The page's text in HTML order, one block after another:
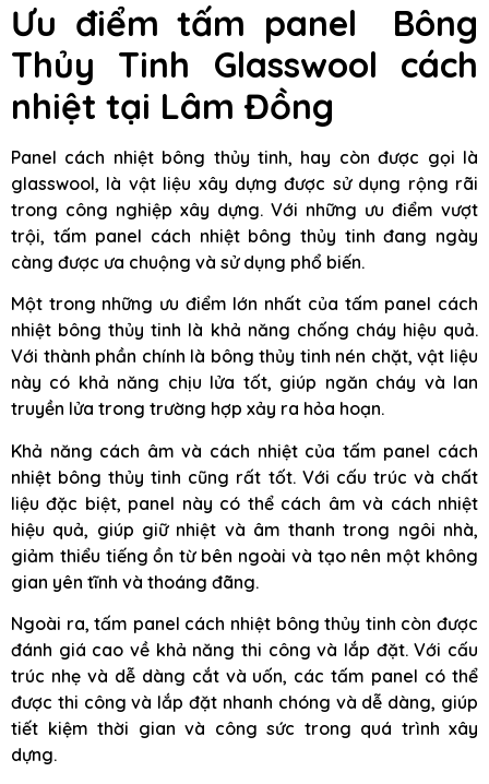
Ưu điểm tấm panel Bông
Thủy Tinh Glasswool cách
nhiệt tại Lâm Đồng
Panel cách nhiệt bông thủy tinh, hay còn được gọi là
glasswool, là vật liệu xây dựng được sử dụng rộng rãi
trong công nghiệp xây dựng. Với những ưu điểm vượt
trội, tấm panel cách nhiệt bông thủy tinh đang ngày
càng được ưa chuộng và sử dụng phổ biến.
Một trong những ưu điểm lớn nhất của tấm panel cách
nhiệt bông thủy tinh là khả năng chống cháy hiệu quả.
Với thành phần chính là bông thủy tinh nén chặt, vật liệu
này có khả năng chịu lửa tốt, giúp ngăn cháy và lan
truyền lửa trong trường hợp xảy ra hỏa hoạn.
Khả năng cách âm và cách nhiệt của tấm panel cách
nhiệt bông thủy tinh cũng rất tốt. Với cấu trúc và chất
liệu đặc biệt, panel này có thể cách âm và cách nhiệt
hiệu quả, giúp giữ nhiệt và âm thanh trong ngôi nhà,
giảm thiểu tiếng ồn từ bên ngoài và tạo nên một không
gian yên tĩnh và thoáng đãng.
Ngoài ra, tấm panel cách nhiệt bông thủy tinh còn được
đánh giá cao về khả năng thi công và lắp đặt. Với cấu
trúc nhẹ và dễ dàng cắt và uốn, các tấm panel có thể
được thi công và lắp đặt nhanh chóng và dễ dàng, giúp
tiết kiệm thời gian và công sức trong quá trình xây
dựng.